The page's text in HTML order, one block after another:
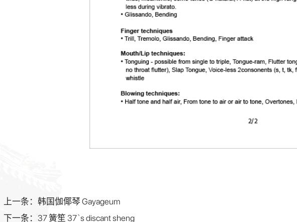
上一条：韩国伽倻琴 Gayageum
下一条：37 簧笙 37`s discant sheng